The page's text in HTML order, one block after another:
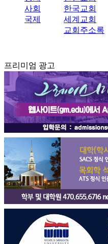
사회
국제
한국교회
세계교회
교회주소록
프리미엄 광고